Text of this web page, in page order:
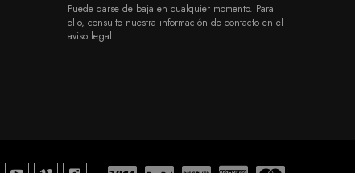
Puede darse de baja en cualquier momento. Para
ello, consulte nuestra información de contacto en el
aviso legal.